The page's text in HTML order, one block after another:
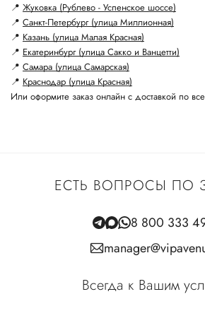
📍 Жуковка (Рублево - Успенское шоссе)
📍 Санкт-Петербург (улица Миллионная)
📍 Казань (улица Малая Красная)
📍 Екатеринбург (улица Сакко и Ванцетти)
📍 Самара (улица Самарская)
📍 Краснодар (улица Красная)
Или оформите заказ онлайн с доставкой по
ЕСТЬ ВОПРОСЫ ПО
8 800 333
Всегда к Вашим